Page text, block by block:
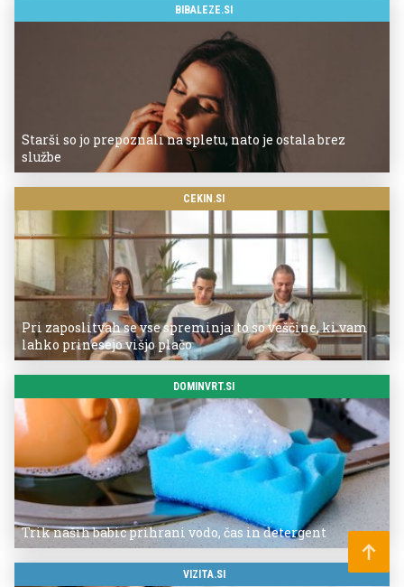
BIBALEZE.SI
Starši so jo prepoznali na spletu, nato je ostala brez
službe
CEKIN.SI
Pri zaposlitvah se vse spreminja: to so veščine, ki vam
lahko prinesejo višjo plačo
DOMINVRT.SI
Trik naših babic prihrani vodo, čas in detergent
VIZITA.SI